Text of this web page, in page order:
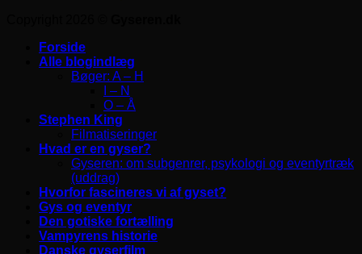
Forside
Alle blogindlæg
Bøger: A – H
I – N
O – Å
Stephen King
Filmatiseringer
Hvad er en gyser?
Gyseren: om subgenrer, psykologi og eventyrtræk
(uddrag)
Hvorfor fascineres vi af gyset?
Gys og eventyr
Den gotiske fortælling
Vampyrens historie
Danske gyserfilm